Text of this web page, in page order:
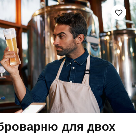
для двох